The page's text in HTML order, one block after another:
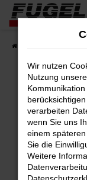
Zum
Hauptinhalt
springen
Fehler:
Beim Laden
Hier sind ein
Wir nutzen
Nutzung
verarbeiten
wenn Sie uns
einem
Sie die
Weitere